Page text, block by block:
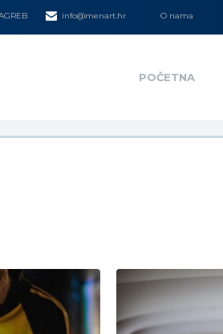
info@menart.hr O nama
POČETNA